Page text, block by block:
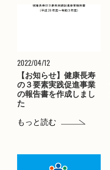
2022/04/12
【お知らせ】健康長寿
の３要素実践促進事業
の報告書を作成しまし
た
もっと読む